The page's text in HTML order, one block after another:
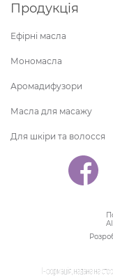
Продукція
Ефірні масла
Мономасла
Аромадифузори
Масла для масажу
Для шкіри та волосся